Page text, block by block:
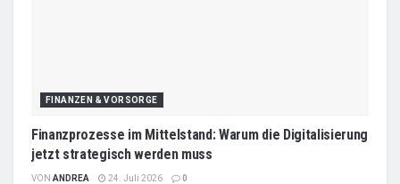
FINANZEN & VORSORGE
Finanzprozesse im Mittelstand: Warum die Digitalisierung
jetzt strategisch werden muss
VON ANDREA 24. Juli 2026 0